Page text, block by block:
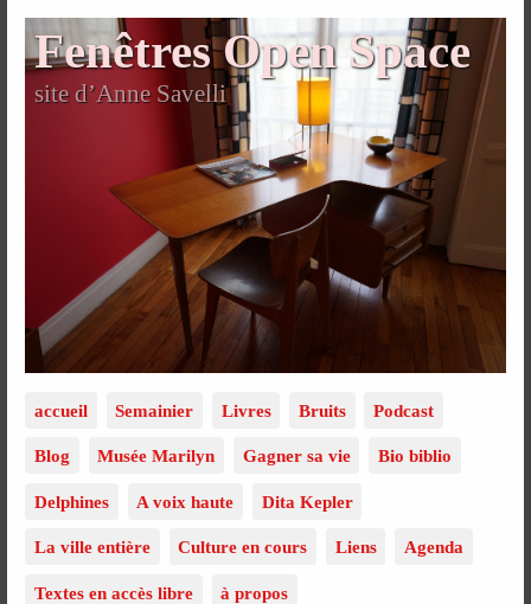
Fenêtres Open Space
site d’Anne Savelli
accueil Semainier Livres Bruits Podcast
Blog Musée Marilyn Gagner sa vie Bio biblio
Delphines A voix haute Dita Kepler
La ville entière Culture en cours Liens Agenda
Textes en accès libre à propos